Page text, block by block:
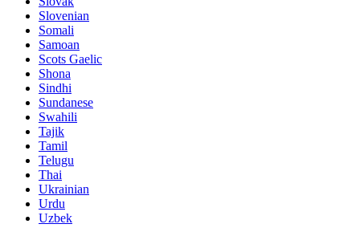
Slovenian
Somali
Samoan
Scots Gaelic
Shona
Sindhi
Sundanese
Swahili
Tajik
Tamil
Telugu
Thai
Ukrainian
Urdu
Uzbek